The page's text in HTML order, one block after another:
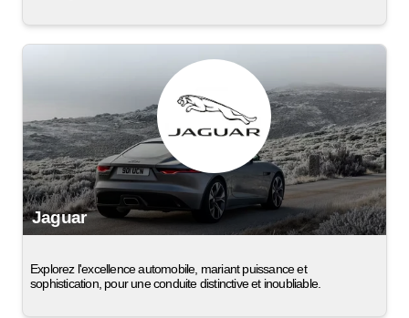
Jaguar
Explorez l'excellence automobile, mariant puissance et
sophistication, pour une conduite distinctive et inoubliable.